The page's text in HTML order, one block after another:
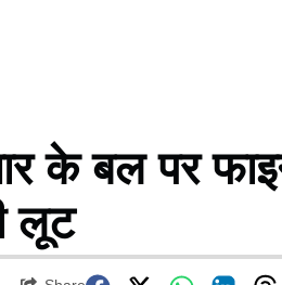
के बल पर
लूट